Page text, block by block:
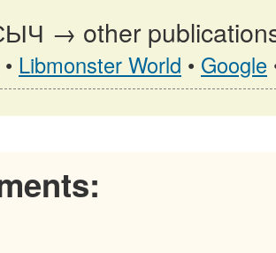
→ other
• Libmonster World • Google